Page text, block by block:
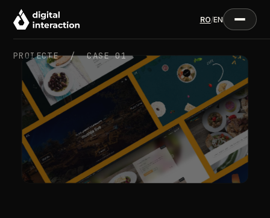
RO/EN
PROIECTE /CASE 01